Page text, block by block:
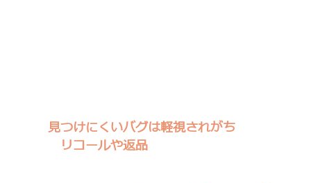
見つけにくいバグは軽視されがち
リコールや返品